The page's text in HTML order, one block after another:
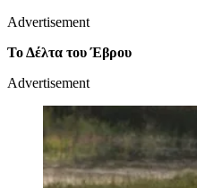
Advertisement
Το Δέλτα του Έβρου
Advertisement